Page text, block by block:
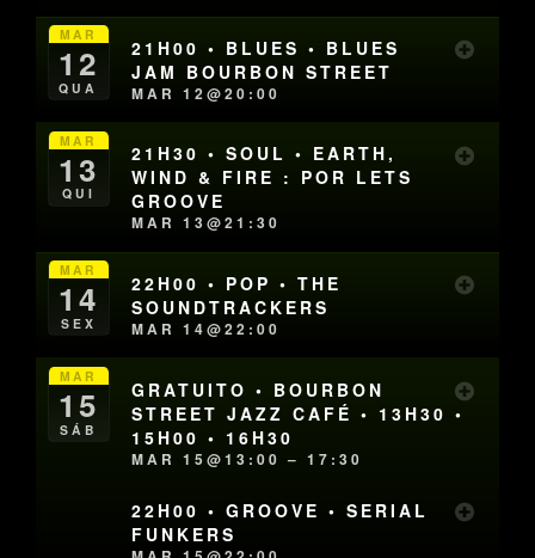
MAR
12
QUA
21H00 • BLUES • BLUES
JAM BOURBON STREET
MAR 12@20:00
MAR
13
QUI
21H30 • SOUL • EARTH,
WIND & FIRE : POR LETS
GROOVE
MAR 13@21:30
MAR
14
SEX
22H00 • POP • THE
SOUNDTRACKERS
MAR 14@22:00
MAR
15
SÁB
GRATUITO • BOURBON
STREET JAZZ CAFÉ • 13H30 •
15H00 • 16H30
MAR 15@13:00 – 17:30
22H00 • GROOVE • SERIAL
FUNKERS